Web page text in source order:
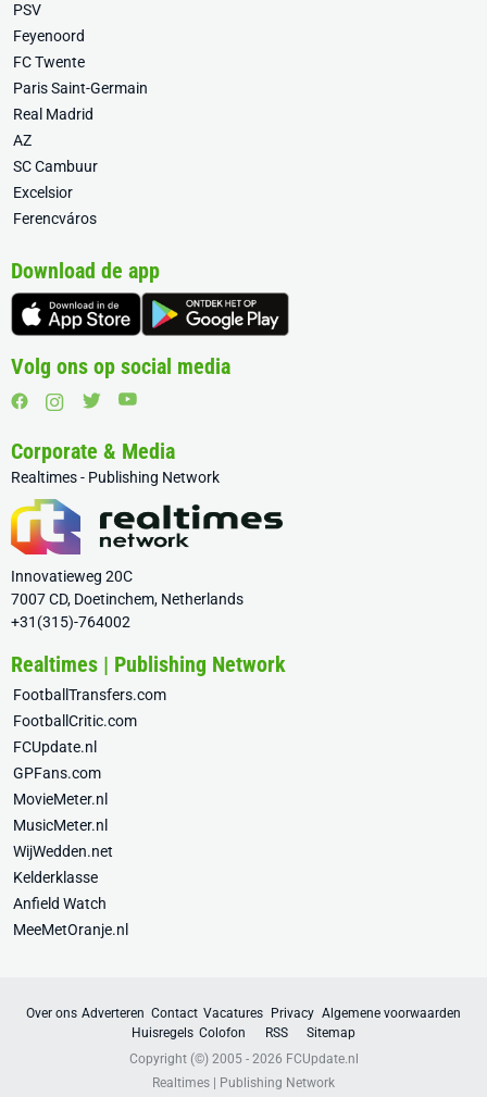
PSV
Feyenoord
FC Twente
Paris Saint-Germain
Real Madrid
AZ
SC Cambuur
Excelsior
Ferencváros
Download de app
Volg ons op social media
Corporate & Media
Realtimes - Publishing Network
Innovatieweg 20C
7007 CD, Doetinchem, Netherlands
+31(315)-764002
Realtimes | Publishing Network
FootballTransfers.com
FootballCritic.com
FCUpdate.nl
GPFans.com
MovieMeter.nl
MusicMeter.nl
WijWedden.net
Kelderklasse
Anfield Watch
MeeMetOranje.nl
Over ons Adverteren Contact Vacatures Privacy Algemene voorwaarden
Huisregels Colofon RSS
Sitemap
Copyright (©) 2005 - 2026 FCUpdate.nl
Realtimes | Publishing Network